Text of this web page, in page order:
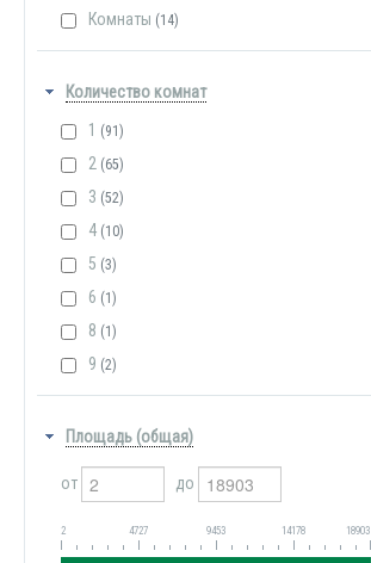
Комнаты (14)
Количество комнат
1 (91)
2 (65)
3 (52)
4 (10)
5 (3)
6 (1)
8 (1)
9 (2)
Площадь (общая)
от до
2 4727 9453 14178 18903